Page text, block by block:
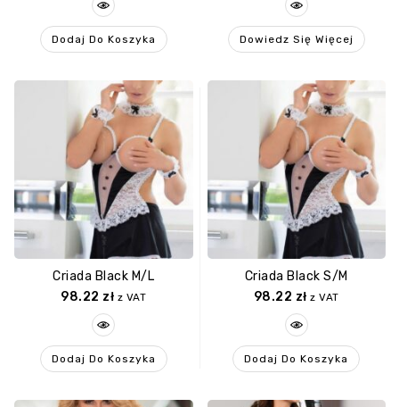
Dodaj Do Koszyka Dowiedz Się Więcej
Criada Black M/L
98.22 zł z VAT
Dodaj Do Koszyka
Criada Black S/M
98.22 zł z VAT
Dodaj Do Koszyka